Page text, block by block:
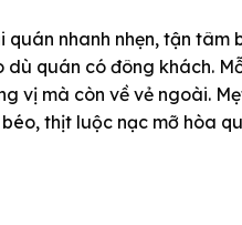
quán nhanh nhẹn, tận
dù quán có đông khách.
vị mà còn về vẻ ngoài.
thịt luộc nạc mỡ hòa